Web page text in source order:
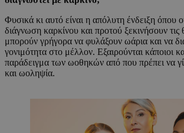
Φυσικά κι αυτό είναι η απόλυτη ένδειξη όπου
διάγνωση καρκίνου και προτού ξεκινήσουν τις
μπορούν γρήγορα να φυλάξουν ωάρια και να
γονιμότητα στο μέλλον. Εξαιρούνται κάποιοι
παράδειγμα των ωοθηκών από που πρέπει να
και ωοληψία.